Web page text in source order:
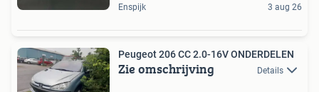
Enspijk 3 aug 26
Peugeot 206 CC 2.0-16V ONDERDELEN
Zie omschrijving Details